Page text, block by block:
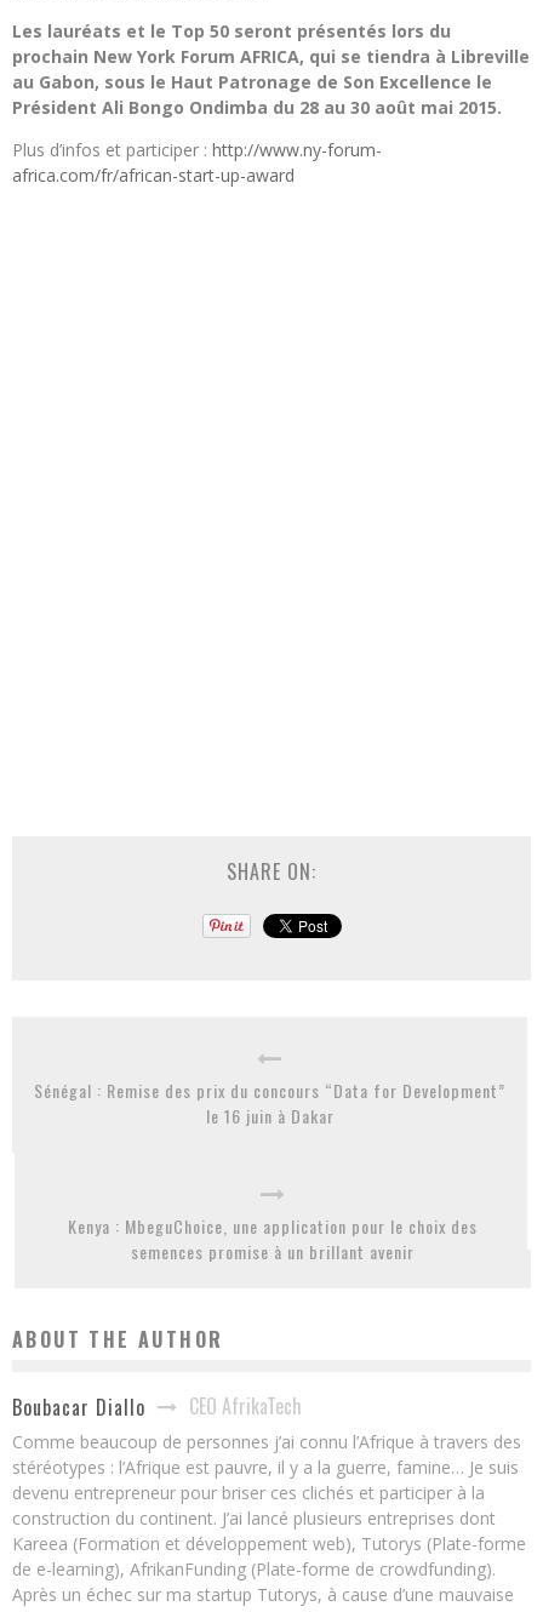
Les lauréats et le Top 50 seront présentés lors du
prochain New York Forum AFRICA, qui se tiendra à Libreville
au Gabon, sous le Haut Patronage de Son Excellence le
Président Ali Bongo Ondimba du 28 au 30 août mai 2015.
Plus d’infos et participer : http://www.ny-forum-
africa.com/fr/african-start-up-award
SHARE ON:
Sénégal : Remise des prix du concours “Data for Development”
le 16 juin à Dakar
Kenya : MbeguChoice, une application pour le choix des
semences promise à un brillant avenir
ABOUT THE AUTHOR
Boubacar Diallo CEO AfrikaTech
Comme beaucoup de personnes j’ai connu l’Afrique à travers des
stéréotypes : l’Afrique est pauvre, il y a la guerre, famine… Je suis
devenu entrepreneur pour briser ces clichés et participer à la
construction du continent. J’ai lancé plusieurs entreprises dont
Kareea (Formation et développement web), Tutorys (Plate-forme
de e-learning), AfrikanFunding (Plate-forme de crowdfunding).
Après un échec sur ma startup Tutorys, à cause d’une mauvaise